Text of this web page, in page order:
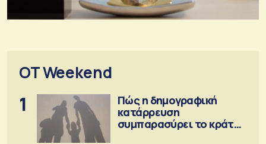
OT Weekend
1
Πώς η δημογραφική
κατάρρευση
συμπαρασύρει το κράτος